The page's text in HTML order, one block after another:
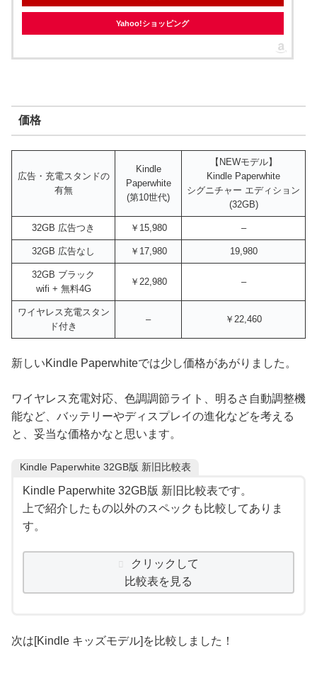
Yahoo!ショッピング
価格
広告・充電スタンドの
有無
Kindle
Paperwhite
(第10世代)
【NEWモデル】
Kindle Paperwhite
シグニチャー エディション
(32GB)
32GB 広告つき ￥15,980 –
32GB 広告なし ￥17,980 19,980
32GB ブラック
wifi + 無料4G
￥22,980 –
ワイヤレス充電スタン
ド付き
– ￥22,460
新しいKindle Paperwhiteでは少し価格があがりました。
ワイヤレス充電対応、色調調節ライト、明るさ自動調整機
能など、バッテリーやディスプレイの進化などを考える
と、妥当な価格かなと思います。
Kindle Paperwhite 32GB版 新旧比較表
Kindle Paperwhite 32GB版 新旧比較表です。
上で紹介したもの以外のスペックも比較してありま
す。
クリックして
比較表を見る
次は[Kindle キッズモデル]を比較しました！